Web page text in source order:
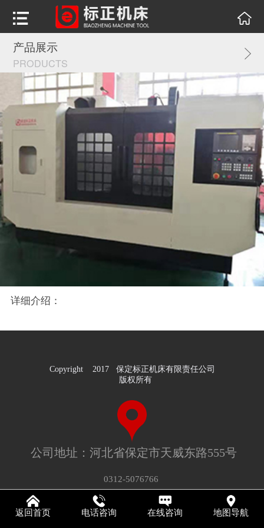
产品展示
PRODUCTS
详细介绍：
Copyright 2017 保定标正机床有限责任公司
版权所有
公司地址：河北省保定市天威东路555号
0312-5076766
返回首页 电话咨询 在线咨询 地图导航